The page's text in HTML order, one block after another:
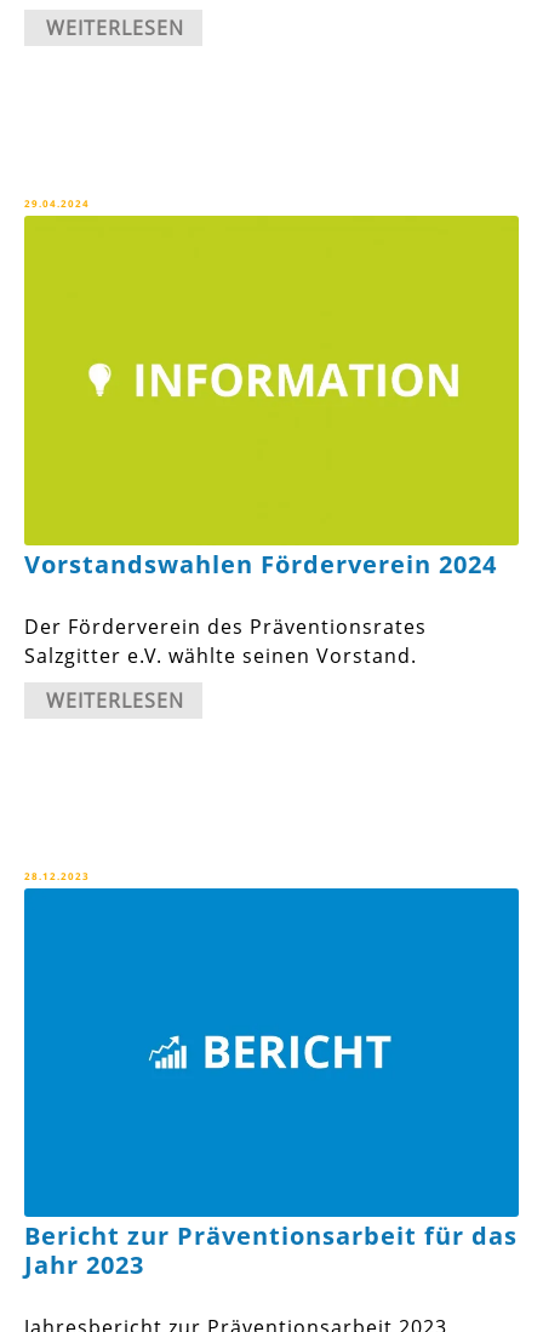
WEITERLESEN
29.04.2024
Vorstandswahlen Förderverein 2024
Der Förderverein des Präventionsrates
Salzgitter e.V. wählte seinen Vorstand.
WEITERLESEN
28.12.2023
Bericht zur Präventionsarbeit für das
Jahr 2023